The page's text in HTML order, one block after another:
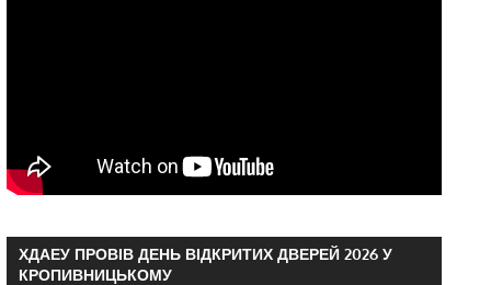
ХДАЕУ ПРОВІВ ДЕНЬ ВІДКРИТИХ ДВЕРЕЙ 2026 У
КРОПИВНИЦЬКОМУ